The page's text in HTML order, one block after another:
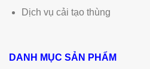
Dịch vụ cải tạo thùng
DANH MỤC SẢN PHẨM